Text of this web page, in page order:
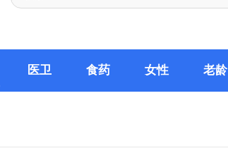
医卫 食药 女性 老龄